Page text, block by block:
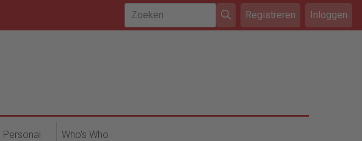
Registreren Inloggen
Personal
Who's Who